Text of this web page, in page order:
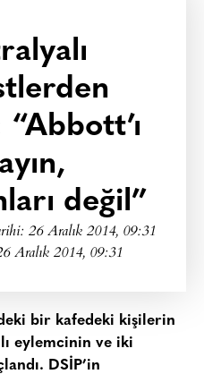
değil”
26 Aralık 2014, 09:31
Aralık 2014, 09:31
bir kafedeki kişilerin
eylemcinin ve iki
DSİP’in